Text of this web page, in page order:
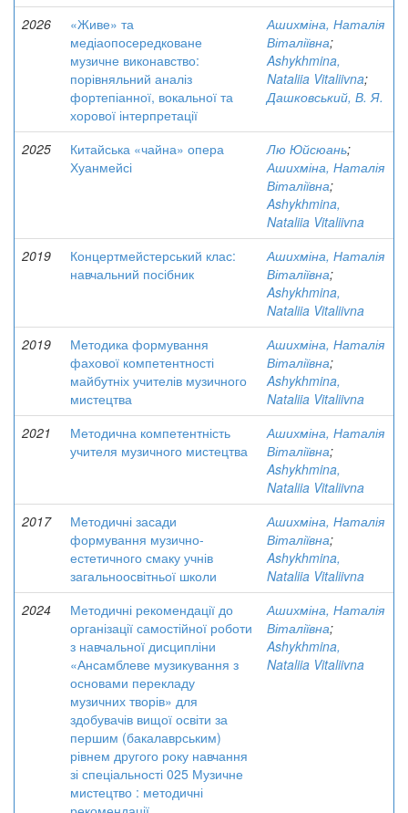
2026
«Живе» та
медіаопосередковане
музичне виконавство:
порівняльний аналіз
фортепіанної, вокальної та
хорової інтерпретації
Ашихміна, Наталія
Віталіївна;
Ashykhmina,
Nataliia Vitaliivna;
Дашковський, В. Я.
2025
Китайська «чайна» опера
Хуанмейсі
Лю Юйсюань;
Ашихміна, Наталія
Віталіївна;
Ashykhmina,
Nataliia Vitaliivna
2019
Концертмейстерський клас:
навчальний посібник
Ашихміна, Наталія
Віталіївна;
Ashykhmina,
Nataliia Vitaliivna
2019
Методика формування
фахової компетентності
майбутніх учителів музичного
мистецтва
Ашихміна, Наталія
Віталіївна;
Ashykhmina,
Nataliia Vitaliivna
2021
Методична компетентність
учителя музичного мистецтва
Ашихміна, Наталія
Віталіївна;
Ashykhmina,
Nataliia Vitaliivna
2017
Методичні засади
формування музично-
естетичного смаку учнів
загальноосвітньої школи
Ашихміна, Наталія
Віталіївна;
Ashykhmina,
Nataliia Vitaliivna
2024
Методичні рекомендації до
організації самостійної роботи
з навчальної дисципліни
«Ансамблеве музикування з
основами перекладу
музичних творів» для
здобувачів вищої освіти за
першим (бакалаврським)
рівнем другого року навчання
зі спеціальності 025 Музичне
мистецтво : методичні
Ашихміна, Наталія
Віталіївна;
Ashykhmina,
Nataliia Vitaliivna